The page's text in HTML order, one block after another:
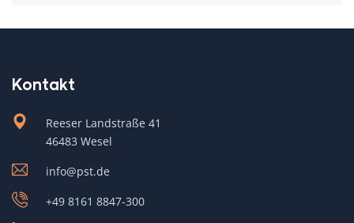
Kontakt
Reeser Landstraße 41
46483 Wesel
info@pst.de
+49 8161 8847-300